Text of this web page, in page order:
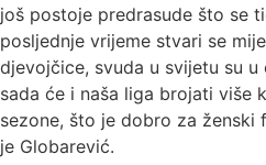
još postoje predrasude što se
posljednje vrijeme stvari se
djevojčice, svuda u svijetu su
sada će i naša liga brojati više
sezone, što je dobro za ženski
je Globarević.